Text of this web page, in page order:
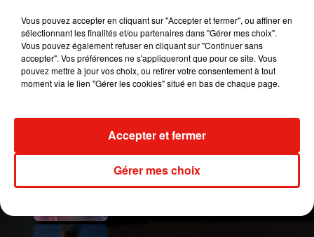
Publié : 10 août 2018 à 7h35 par Clément Gwizdz
Mundo Latino
Karol G dévoile la tracklist de
son nouvel album… avec des
Vous pouvez accepter en cliquant sur "Accepter et fermer", ou affiner en
sélectionnant les finalités et/ou partenaires dans "Gérer mes choix".
Vous pouvez également refuser en cliquant sur "Continuer sans
accepter". Vos préférences ne s'appliqueront que pour ce site. Vous
pouvez mettre à jour vos choix, ou retirer votre consentement à tout
moment via le lien "Gérer les cookies" situé en bas de chaque page.
Gérer mes choix
Accepter et fermer